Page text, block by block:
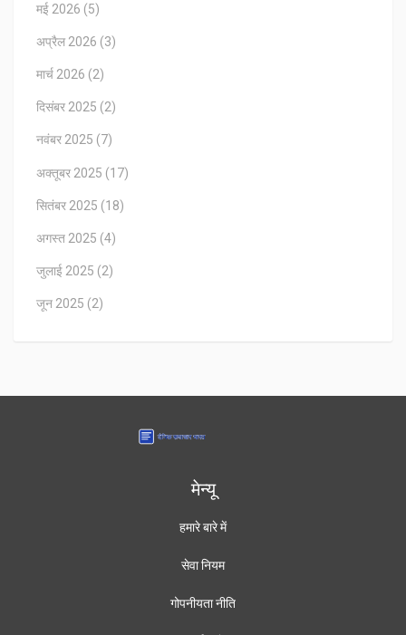
मई 2026 (5)
अप्रैल 2026 (3)
मार्च 2026 (2)
दिसंबर 2025 (2)
नवंबर 2025 (7)
अक्तूबर 2025 (17)
सितंबर 2025 (18)
अगस्त 2025 (4)
जुलाई 2025 (2)
जून 2025 (2)
मेन्यू
हमारे बारे में
सेवा नियम
गोपनीयता नीति